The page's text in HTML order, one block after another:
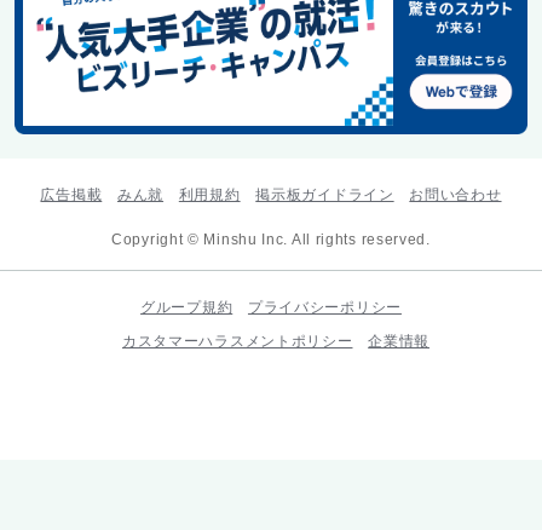
広告掲載 みん就 利用規約 掲示板ガイドライン お問い合わせ
Copyright © Minshu Inc. All rights reserved.
グループ規約
プライバシーポリシー
カスタマーハラスメントポリシー
企業情報